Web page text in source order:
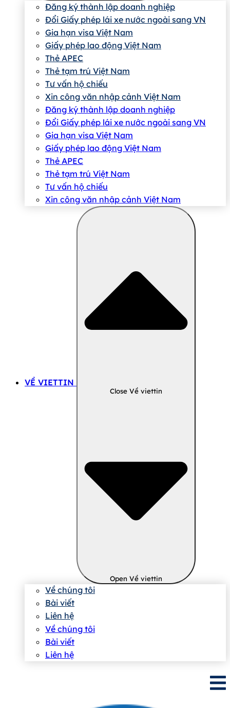
Đăng ký thành lập doanh nghiệp
Đổi Giấy phép lái xe nước ngoài sang VN
Gia hạn visa Việt Nam
Giấy phép lao động Việt Nam
Thẻ APEC
Thẻ tạm trú Việt Nam
Tư vấn hộ chiếu
Xin công văn nhập cảnh Việt Nam
Đăng ký thành lập doanh nghiệp
Đổi Giấy phép lái xe nước ngoài sang VN
Gia hạn visa Việt Nam
Giấy phép lao động Việt Nam
Thẻ APEC
Thẻ tạm trú Việt Nam
Tư vấn hộ chiếu
Xin công văn nhập cảnh Việt Nam
VỀ VIETTIN
Close Về viettin
Open Về viettin
Về chúng tôi
Bài viết
Liên hệ
Về chúng tôi
Bài viết
Liên hệ